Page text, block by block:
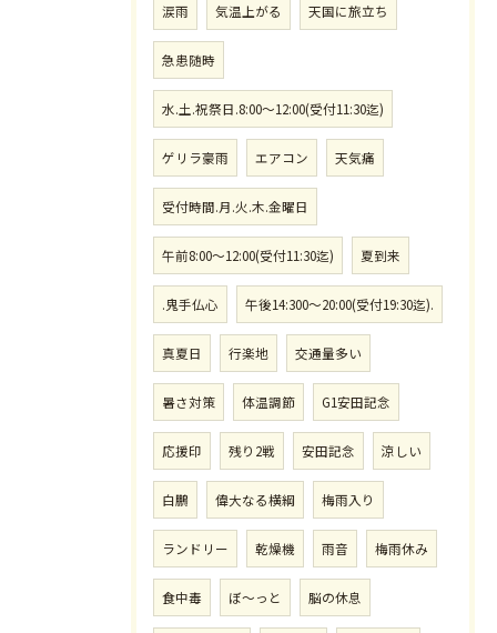
涙雨 気温上がる 天国に旅立ち
急患随時
水.土.祝祭日.8:00〜12:00(受付11:30迄)
ゲリラ豪雨 エアコン 天気痛
受付時間.月.火.木.金曜日
午前8:00〜12:00(受付11:30迄) 夏到来
.鬼手仏心 午後14:300〜20:00(受付19:30迄).
真夏日 行楽地 交通量多い
暑さ対策 体温調節 G1安田記念
応援印 残り2戦 安田記念 涼しい
白鵬 偉大なる横綱 梅雨入り
ランドリー 乾燥機 雨音 梅雨休み
食中毒 ぼ〜っと 脳の休息